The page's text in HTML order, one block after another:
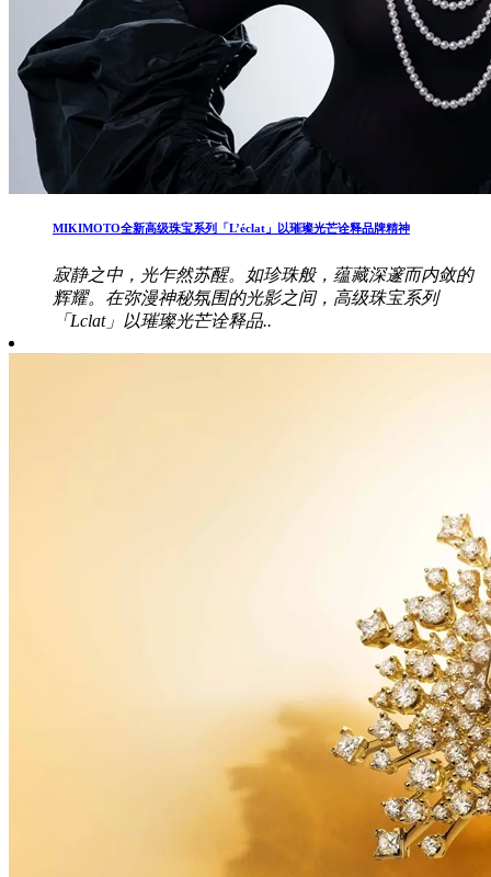
MIKIMOTO全新高级珠宝系列「L’éclat」以璀璨光芒诠释品牌精神
寂静之中，光乍然苏醒。如珍珠般，蕴藏深邃而内敛的
辉耀。在弥漫神秘氛围的光影之间，高级珠宝系列
「Lclat」以璀璨光芒诠释品..